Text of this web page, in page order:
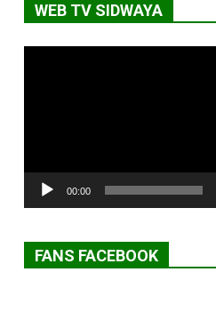
WEB TV SIDWAYA
00:00
FANS FACEBOOK